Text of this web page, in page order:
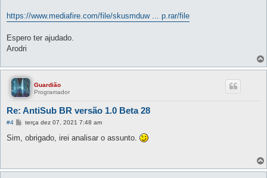
https://www.mediafire.com/file/skusmduw ... p.rar/file
Espero ter ajudado.
Arodri
Guardião
Programador
Re: AntiSub BR versão 1.0 Beta 28
#4
M
n
m
terça dez 07, 2021 7:48 am
Sim, obrigado, irei analisar o assunto.